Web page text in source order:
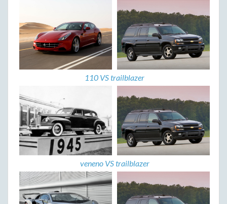
110 VS trailblazer
veneno VS trailblazer